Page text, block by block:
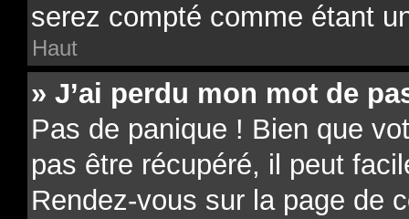
serez compté comme étant
Haut
» J’ai perdu mon mot de
Pas de panique ! Bien que
pas être récupéré, il peut
Rendez-vous sur la page de